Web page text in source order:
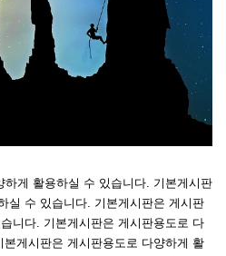
하게 활용하실 수 있습니다. 기본게시판
실 수 있습니다. 기본게시판은 게시판
니다. 기본게시판은 게시판용도로 다
게시판은 게시판용도로 다양하게 활